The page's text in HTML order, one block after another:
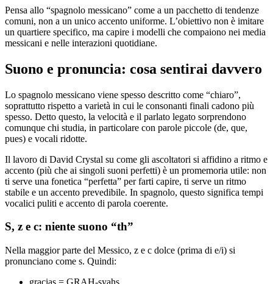
Pensa allo “spagnolo messicano” come a un pacchetto di tendenze
comuni, non a un unico accento uniforme. L’obiettivo non è imitare
un quartiere specifico, ma capire i modelli che compaiono nei media
messicani e nelle interazioni quotidiane.
Suono e pronuncia: cosa sentirai davvero
Lo spagnolo messicano viene spesso descritto come “chiaro”,
soprattutto rispetto a varietà in cui le consonanti finali cadono più
spesso. Detto questo, la velocità e il parlato legato sorprendono
comunque chi studia, in particolare con parole piccole (de, que,
pues) e vocali ridotte.
Il lavoro di David Crystal su come gli ascoltatori si affidino a ritmo e
accento (più che ai singoli suoni perfetti) è un promemoria utile: non
ti serve una fonetica “perfetta” per farti capire, ti serve un ritmo
stabile e un accento prevedibile. In spagnolo, questo significa tempi
vocalici puliti e accento di parola coerente.
S, z e c: niente suono “th”
Nella maggior parte del Messico, z e c dolce (prima di e/i) si
pronunciano come s. Quindi: